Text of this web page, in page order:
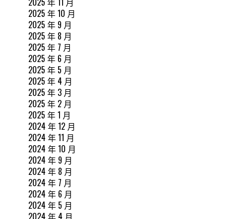
2025 年 10 月
2025 年 9 月
2025 年 8 月
2025 年 7 月
2025 年 6 月
2025 年 5 月
2025 年 4 月
2025 年 3 月
2025 年 2 月
2025 年 1 月
2024 年 12 月
2024 年 11 月
2024 年 10 月
2024 年 9 月
2024 年 8 月
2024 年 7 月
2024 年 6 月
2024 年 5 月
2024 年 4 月